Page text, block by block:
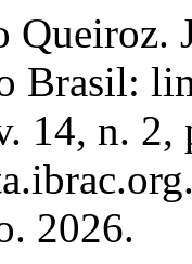
Brasil:
14, n. 2,
2026.